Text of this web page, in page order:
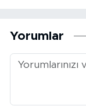
Yorumlar